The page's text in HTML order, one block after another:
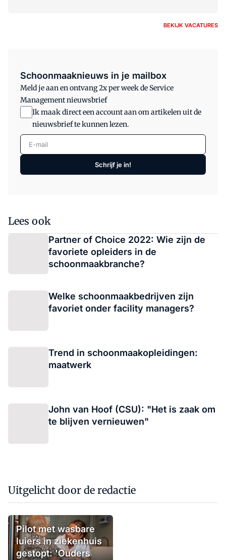
BEKIJK VACATURES
Schoonmaaknieuws in je mailbox
Meld je aan en ontvang 2x per week de Service
Management nieuwsbrief
Ik maak direct een account aan om artikelen uit de
nieuwsbrief te kunnen lezen.
E-mail
Schrijf je in!
Lees ook
Partner of Choice 2022: Wie zijn de
favoriete opleiders in de
schoonmaakbranche?
Welke schoonmaakbedrijven zijn
favoriet onder facility managers?
Trend in schoonmaakopleidingen:
maatwerk
John van Hoof (CSU): "Het is zaak om
te blijven vernieuwen"
Uitgelicht door de redactie
Pilot met wasbare
luiers in ziekenhuis
gestopt: 'Ouders